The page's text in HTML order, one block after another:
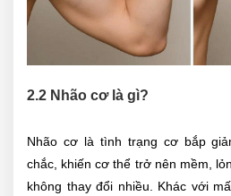
2.2 Nhão cơ là gì?
Nhão cơ là tình trạng cơ bắp
chắc, khiến cơ thể trở nên mềm,
không thay đổi nhiều. Khác với